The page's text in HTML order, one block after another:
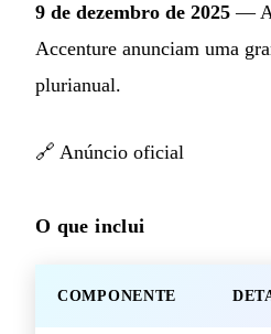
9 de dezembro de 2025 — A
Accenture anunciam uma
plurianual.
🔗 Anúncio oficial
O que inclui
COMPONENTE